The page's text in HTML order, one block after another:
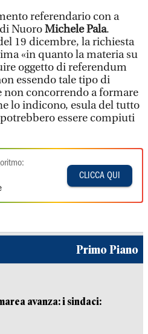
referendario con a
NuoroMichele Pala.
19 dicembre, la richiesta
«in quanto la materia su
oggetto di referendum
essendo tale tipo di
concorrendo a formare
lo indicono, esula del tutto
essere compiuti
CLICCA QUI
Primo Piano
avanza: i sindaci: